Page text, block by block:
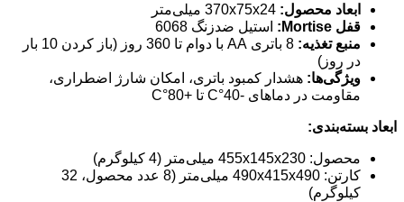
ابعاد محصول:
قفل Mortise:
استیل ضدزنگ 6068
منبع تغذیه:
8 باتری AA با دوام تا 360 روز (باز کردن 10 بار
در روز)
ویژگی‌ها: هشدار کمبود باتری، امکان شارژ اضطراری،
مقاومت در دماهای -40°C تا +80°C
ابعاد بسته‌بندی:
محصول: 455x145x230 میلی‌متر (4 کیلوگرم)
کارتن: 490x415x490 میلی‌متر (8 عدد محصول، 32
کیلوگرم)